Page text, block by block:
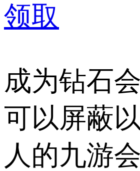
领取
成为钻石
可以屏蔽
人的九游